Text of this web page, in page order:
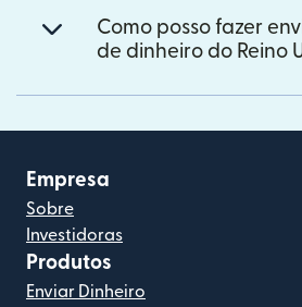
Como posso fazer
de dinheiro do Reino
Empresa
Sobre
Investidoras
Produtos
Enviar Dinheiro